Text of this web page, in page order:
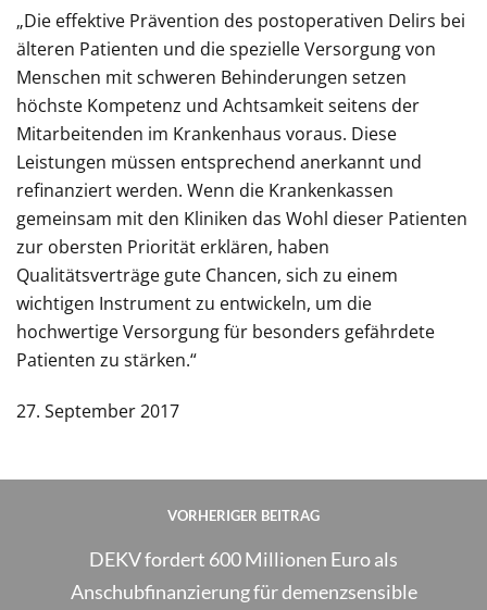
„Die effektive Prävention des postoperativen Delirs bei
älteren Patienten und die spezielle Versorgung von
Menschen mit schweren Behinderungen setzen
höchste Kompetenz und Achtsamkeit seitens der
Mitarbeitenden im Krankenhaus voraus. Diese
Leistungen müssen entsprechend anerkannt und
refinanziert werden. Wenn die Krankenkassen
gemeinsam mit den Kliniken das Wohl dieser Patienten
zur obersten Priorität erklären, haben
Qualitätsverträge gute Chancen, sich zu einem
wichtigen Instrument zu entwickeln, um die
hochwertige Versorgung für besonders gefährdete
Patienten zu stärken.“
27. September 2017
VORHERIGER BEITRAG
DEKV fordert 600 Millionen Euro als
Anschubfinanzierung für demenzsensible